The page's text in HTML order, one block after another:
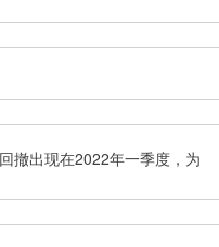
撤出现在2022年一季度，为